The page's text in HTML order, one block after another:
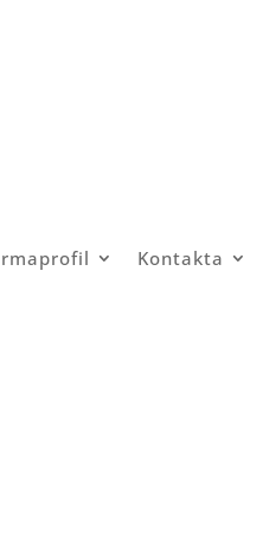
Kontakta